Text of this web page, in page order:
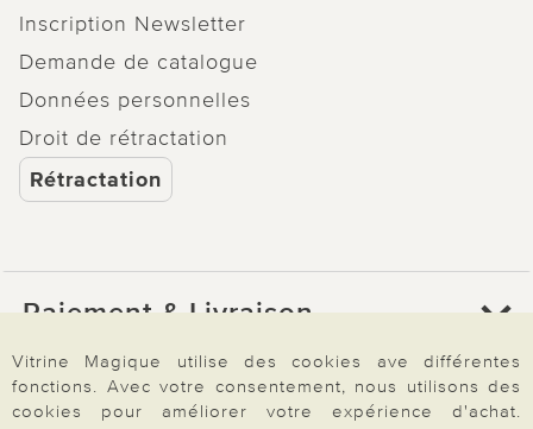
Inscription Newsletter
Demande de catalogue
Données personnelles
Droit de rétractation
Rétractation
Paiement & Livraison
À propos de nous
Vitrine Magique utilise des cookies ave différentes
fonctions. Avec votre consentement, nous utilisons des
cookies pour améliorer votre expérience d'achat.